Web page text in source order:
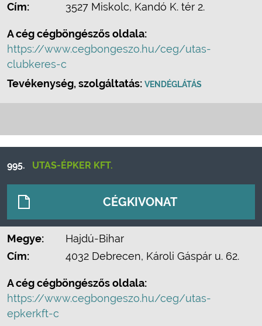
Cím:
3527 Miskolc, Kandó K. tér 2.
A cég cégböngészős oldala:
https://www.cegbongeszo.hu/ceg/utas-
clubkeres-c
Tevékenység, szolgáltatás: VENDÉGLÁTÁS
995. UTAS-ÉPKER KFT.
CÉGKIVONAT
Megye:
Hajdú-Bihar
Cím:
4032 Debrecen, Károli Gáspár u. 62.
A cég cégböngészős oldala:
https://www.cegbongeszo.hu/ceg/utas-
epkerkft-c